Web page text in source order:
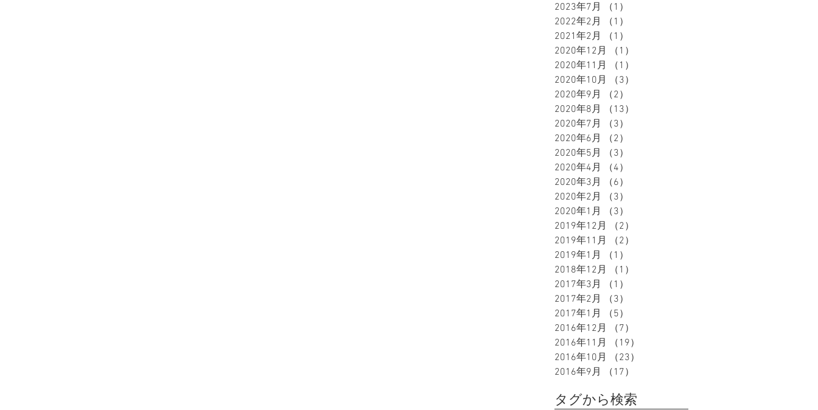
2023年7月
（1）
2022年2月
（1）
2021年2月
（1）
2020年12月
（1）
2020年11月
（1）
2020年10月
（3）
2020年9月
（2）
2020年8月
（13）
2020年7月
（3）
2020年6月
（2）
2020年5月
（3）
2020年4月
（4）
2020年3月
（6）
2020年2月
（3）
2020年1月
（3）
2019年12月
（2）
2019年11月
（2）
2019年1月
（1）
2018年12月
（1）
2017年3月
（1）
2017年2月
（3）
2017年1月
（5）
2016年12月
（7）
2016年11月
（19）
2016年10月
（23）
2016年9月
（17）
タグから検索